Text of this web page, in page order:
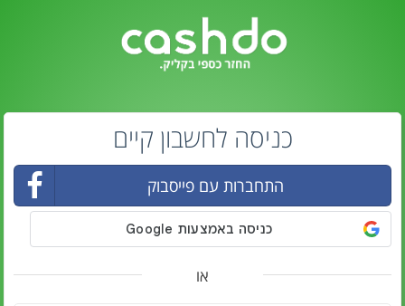
כניסה לחשבון קיים
התחברות עם פייסבוק
או